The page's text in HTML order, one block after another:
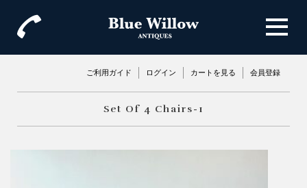
ご利用ガイド ログイン カートを見る 会員登録
Set Of 4 Chairs-1